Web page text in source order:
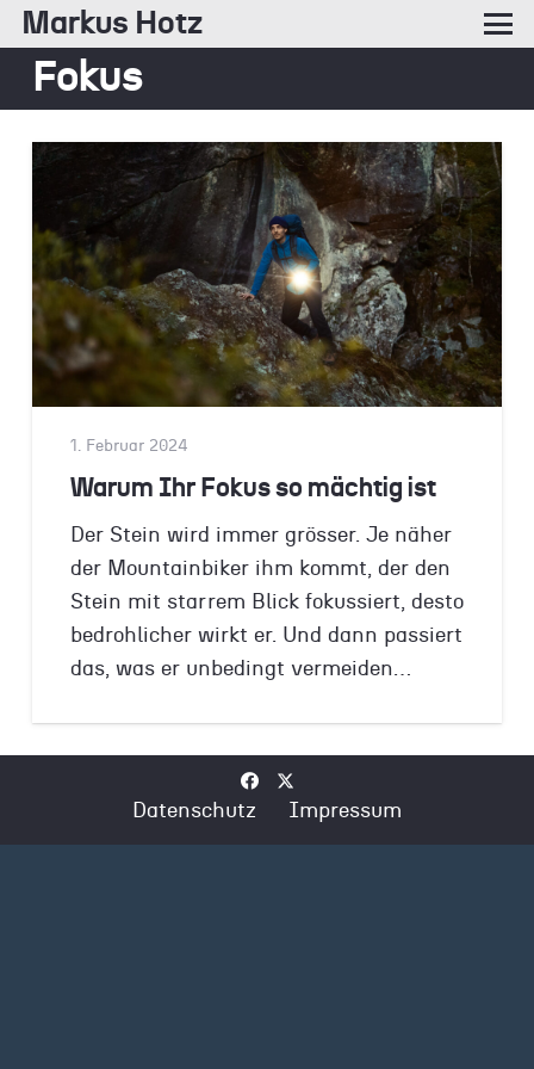
Markus Hotz
Fokus
1. Februar 2024
Warum Ihr Fokus so mächtig ist
Der Stein wird immer grösser. Je näher
der Mountainbiker ihm kommt, der den
Stein mit starrem Blick fokussiert, desto
bedrohlicher wirkt er. Und dann passiert
das, was er unbedingt vermeiden…
Datenschutz Impressum